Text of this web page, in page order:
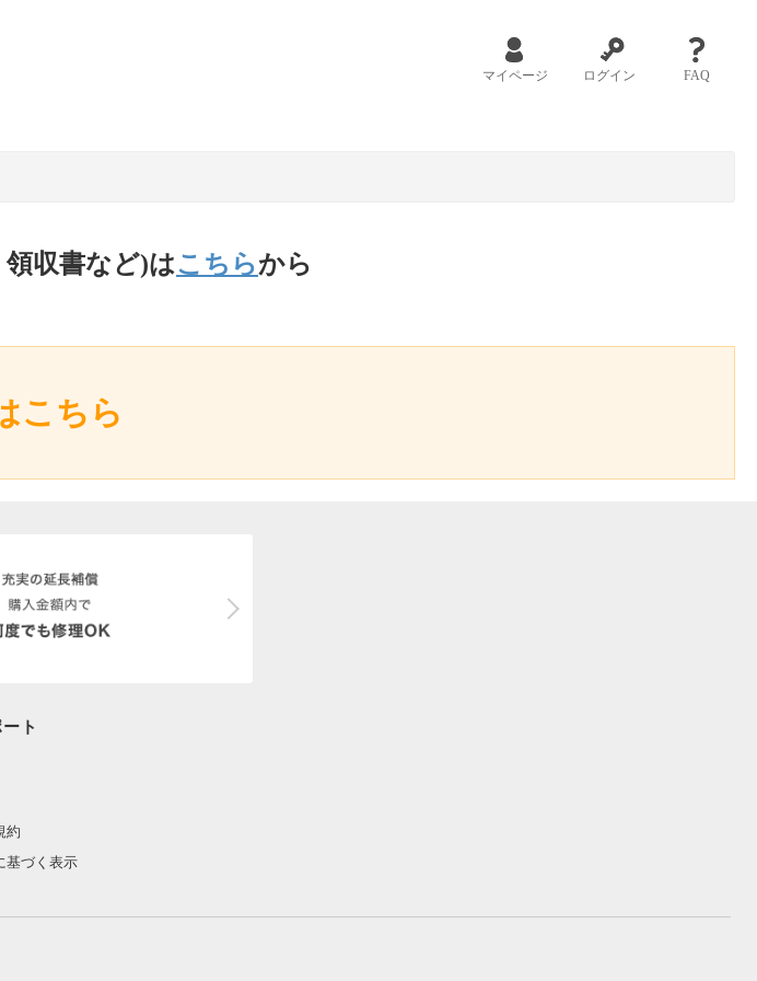
マイページ ログイン FAQ
収書など)はこちらから
こちら
ト
約
基づく表示